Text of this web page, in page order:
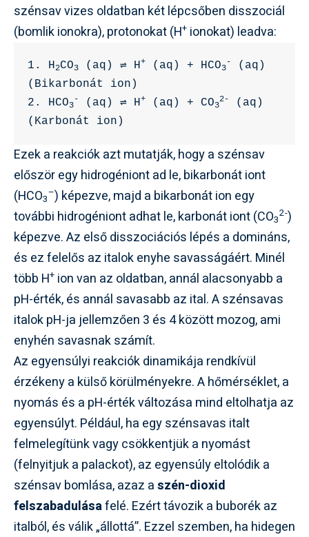
szénsav vizes oldatban két lépcsőben disszociál
(bomlik ionokra), protonokat (H+ ionokat) leadva:
1. H2CO3 (aq) ⇌ H+ (aq) + HCO3
-
(aq)
(Bikarbonát ion)
2. HCO3
- (aq) ⇌ H+ (aq) + CO3
2-
(aq)
(Karbonát ion)
Ezek a reakciók azt mutatják, hogy a szénsav
először egy hidrogéniont ad le, bikarbonát iont
(HCO3
–) képezve, majd a bikarbonát ion egy
további hidrogéniont adhat le, karbonát iont (CO3
2-)
képezve. Az első disszociációs lépés a domináns,
és ez felelős az italok enyhe savasságáért. Minél
több H+ ion van az oldatban, annál alacsonyabb a
pH-érték, és annál savasabb az ital. A szénsavas
italok pH-ja jellemzően 3 és 4 között mozog, ami
enyhén savasnak számít.
Az egyensúlyi reakciók dinamikája rendkívül
érzékeny a külső körülményekre. A hőmérséklet, a
nyomás és a pH-érték változása mind eltolhatja az
egyensúlyt. Például, ha egy szénsavas italt
felmelegítünk vagy csökkentjük a nyomást
(felnyitjuk a palackot), az egyensúly eltolódik a
szénsav bomlása, azaz aszén-dioxid
felszabadulásafelé. Ezért távozik a buborék az
italból, és válik „állottá”. Ezzel szemben, ha hidegen